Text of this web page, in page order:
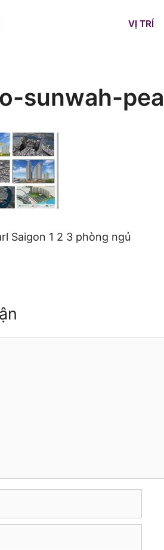
VỊ TRÍ
sunwah-
Saigon 1 2 3 phòng ngủ